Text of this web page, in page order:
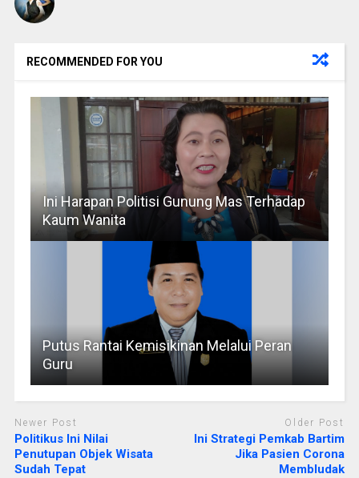
RECOMMENDED FOR YOU
Ini Harapan Politisi Gunung Mas Terhadap
Kaum Wanita
Putus Rantai Kemisikinan Melalui Peran
Guru
Newer Post
Politikus Ini Nilai
Penutupan Objek Wisata
Sudah Tepat
Older Post
Ini Strategi Pemkab Bartim
Jika Pasien Corona
Membludak